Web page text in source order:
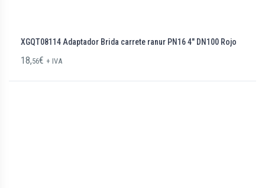
XGQT08114 Adaptador Brida carrete ranur PN16 4″ DN100 Rojo
18,56€ + IVA